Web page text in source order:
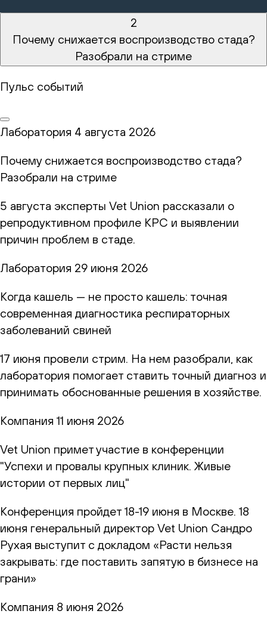
2
Почему снижается воспроизводство стада?
Разобрали на стриме
Пульс событий
Лаборатория 4 августа 2026
Почему снижается воспроизводство стада?
Разобрали на стриме
5 августа эксперты Vet Union рассказали о
репродуктивном профиле КРС и выявлении
причин проблем в стаде.
Лаборатория 29 июня 2026
Когда кашель — не просто кашель: точная
современная диагностика респираторных
заболеваний свиней
17 июня провели стрим. На нем разобрали, как
лаборатория помогает ставить точный диагноз и
принимать обоснованные решения в хозяйстве.
Компания 11 июня 2026
Vet Union примет участие в конференции
"Успехи и провалы крупных клиник. Живые
истории от первых лиц"
Конференция пройдет 18-19 июня в Москве. 18
июня генеральный директор Vet Union Сандро
Рухая выступит с докладом «Расти нельзя
закрывать: где поставить запятую в бизнесе на
грани»
Компания 8 июня 2026